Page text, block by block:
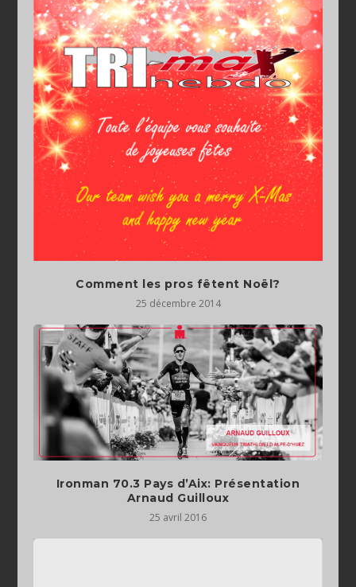
Comment les pros fêtent Noël?
25 décembre 2014
Ironman 70.3 Pays d’Aix: Présentation
Arnaud Guilloux
25 avril 2016